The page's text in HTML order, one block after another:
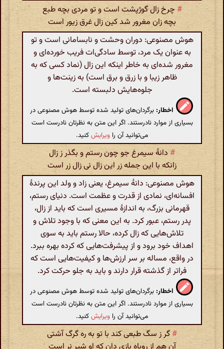
# چرخ زال گوژپشت است و تو مردی بچه طبع
بچه زان مغرور شد کین زال غرق زیور است
هوش مصنوعی: دوران وحشت و نابسامانی است و تو
به عنوان یک مرد، توسط سادگی‌ات فریب خورده‌ای و
مغرور شده‌ای به خاطر اینکه این زال (نماد کسی که به
ظاهر زیبا و با زرق و برق است) به زینت‌ها و
جلوه‌هایش دلبسته است.
اخطار: برگردان‌های تولید شده توسط هوش مصنوعی در
بسیاری از موارد نادرستند. اگر این متن به نظرتان نادرست است
می‌توانید آن را ویرایشکنید.
#دانهٔ سیمرغ جو چون رستم و بگذر ز زال
زانکه با این جمله زر این زال نی زال زر است
هوش مصنوعی: دانهٔ سیمرغ، یعنی زاد و ولد این پرندهٔ
افسانه‌ای، نمادی از قدرت و عظمت است. دنیای رستم،
قهرمانی بزرگ، به اندازهٔ مسیری است که باید از زال،
پدر رستم، عبور کرد. به این معنی که با وجود تلاش و
تلاش‌هایی که زال کرده، حالا رستم باید به سوی
اهداف خود برود و از پیشرفت‌هایی که کرده بهره ببرد.
در واقع، مساله بر سر ارزش‌ها و کیفیت‌هایی است که
فراتر از گذشته قرار دارند و باید به جلو حرکت کرد.
اخطار: برگردان‌های تولید شده توسط هوش مصنوعی در
بسیاری از موارد نادرستند. اگر این متن به نظرتان نادرست است
می‌توانید آن را ویرایشکنید.
# گر ز سگ طبعی کند با تو به ره گرگ آشتی